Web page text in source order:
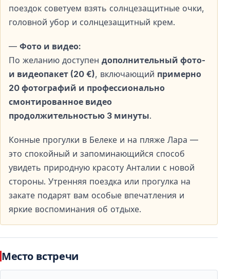
— Новички без опыта
— Пары и семьи
— Любители природы и спокойного отдыха
— Туристы, ищущие необычные впечатления
Часто задаваемые вопросы
Нужен ли опыт для участия в конном
Нет — туры подходят для участников без опыта
Безопасна ли верховая езда в Белеке?
Да — поездки проводятся с профессиональными
гидами и обученными лошадьми.
Что надеть для верховой езды?
Рекомендуется удобная одежда и закрытая обувь.
поездок советуем взять солнцезащитные очки,
головной убор и солнцезащитный крем.
— Фото и видео:
По желанию доступен дополнительный фото-
и видеопакет (20 €), включающий примерно
20 фотографий и профессионально
смонтированное видео
продолжительностью 3 минуты.
Конные прогулки в Белеке и на пляже Лара —
это спокойный и запоминающийся способ
увидеть природную красоту Анталии с новой
стороны. Утренняя поездка или прогулка на
закате подарят вам особые впечатления и
яркие воспоминания об отдыхе.
Место встречи